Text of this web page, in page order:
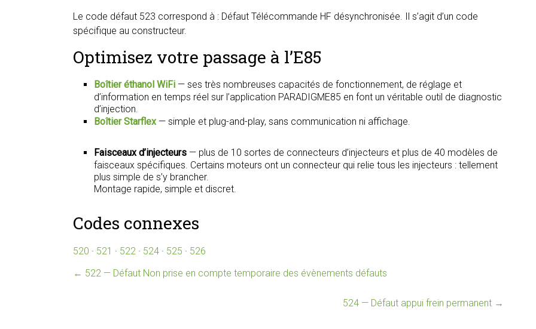
Le code défaut 523 correspond à : Défaut Télécommande HF désynchronisée. Il s’agit d’un code
spécifique au constructeur.
Optimisez votre passage à l’E85
Boîtier éthanol WiFi — ses très nombreuses capacités de fonctionnement, de réglage et
d’information en temps réel sur l’application PARADIGME85 en font un véritable outil de diagnostic
d’injection.
Boîtier Starflex— simple et plug-and-play, sans communication ni affichage.
Faisceaux d’injecteurs — plus de 10 sortes de connecteurs d’injecteurs et plus de 40 modèles de
faisceaux spécifiques. Certains moteurs ont un connecteur qui relie tous les injecteurs : tellement
plus simple de s’y brancher.
Montage rapide, simple et discret.
Codes connexes
520 · 521 · 522 · 524 · 525 · 526
← 522 — Défaut Non prise en compte temporaire des évènements défauts
524 — Défaut appui frein permanent →